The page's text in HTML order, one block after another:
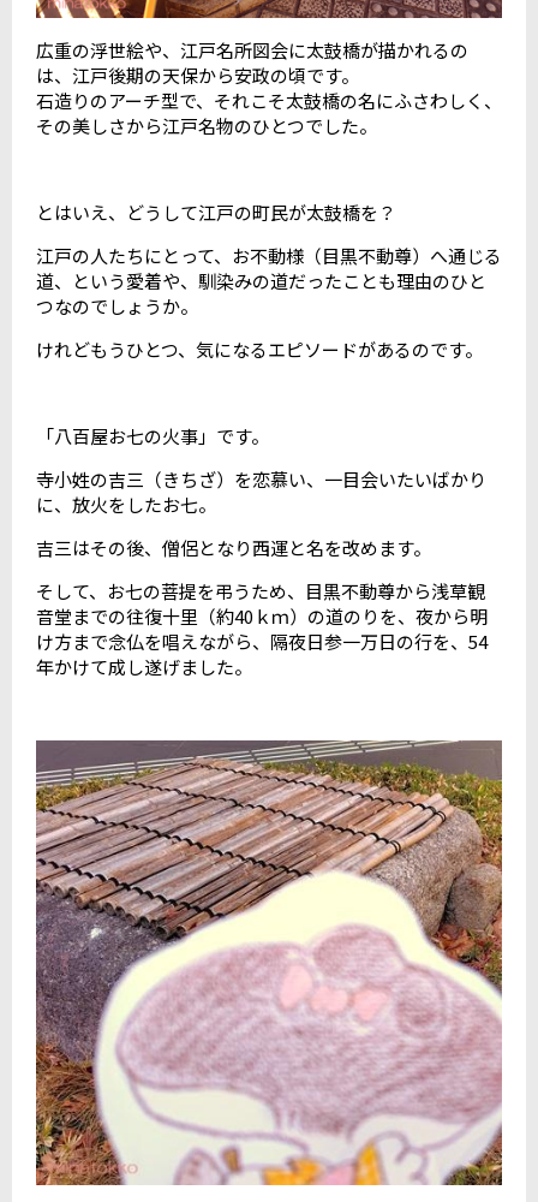
広重の浮世絵や、江戸名所図会に太鼓橋が描かれるの
は、江戸後期の天保から安政の頃です。
石造りのアーチ型で、それこそ太鼓橋の名にふさわしく、
その美しさから江戸名物のひとつでした。
とはいえ、どうして江戸の町民が太鼓橋を？
江戸の人たちにとって、お不動様（目黒不動尊）へ通じる
道、という愛着や、馴染みの道だったことも理由のひと
つなのでしょうか。
けれどもうひとつ、気になるエピソードがあるのです。
「八百屋お七の火事」です。
寺小姓の吉三（きちざ）を恋慕い、一目会いたいばかり
に、放火をしたお七。
吉三はその後、僧侶となり西運と名を改めます。
そして、お七の菩提を弔うため、目黒不動尊から浅草観
音堂までの往復十里（約40ｋｍ）の道のりを、夜から明
け方まで念仏を唱えながら、隔夜日参一万日の行を、54
年かけて成し遂げました。